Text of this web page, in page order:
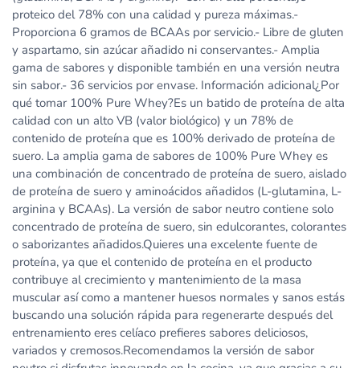
proteico del 78% con una calidad y pureza máximas.-
Proporciona 6 gramos de BCAAs por servicio.- Libre de gluten
y aspartamo, sin azúcar añadido ni conservantes.- Amplia
gama de sabores y disponible también en una versión neutra
sin sabor.- 36 servicios por envase. Información adicional¿Por
qué tomar 100% Pure Whey?Es un batido de proteína de alta
calidad con un alto VB (valor biológico) y un 78% de
contenido de proteína que es 100% derivado de proteína de
suero. La amplia gama de sabores de 100% Pure Whey es
una combinación de concentrado de proteína de suero, aislado
de proteína de suero y aminoácidos añadidos (L-glutamina, L-
arginina y BCAAs). La versión de sabor neutro contiene solo
concentrado de proteína de suero, sin edulcorantes, colorantes
o saborizantes añadidos.Quieres una excelente fuente de
proteína, ya que el contenido de proteína en el producto
contribuye al crecimiento y mantenimiento de la masa
muscular así como a mantener huesos normales y sanos estás
buscando una solución rápida para regenerarte después del
entrenamiento eres celíaco prefieres sabores deliciosos,
variados y cremosos.Recomendamos la versión de sabor